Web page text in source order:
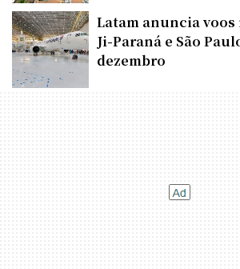
Latam anuncia
Ji-Paraná e São
dezembro